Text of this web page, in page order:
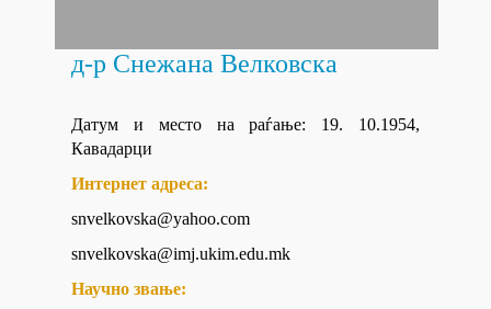
д-р Снежана Велковска
Датум и место на раѓање: 19. 10.1954,
Кавадарци
Интернет адреса:
snvelkovska@yahoo.com
snvelkovska@imj.ukim.edu.mk
Научно звање: